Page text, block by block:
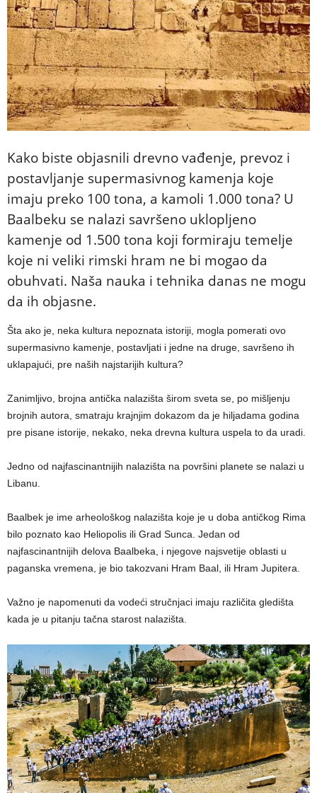
Kako biste objasnili drevno vađenje, prevoz i
postavljanje supermasivnog kamenja koje
imaju preko 100 tona, a kamoli 1.000 tona? U
Baalbeku se nalazi savršeno uklopljeno
kamenje od 1.500 tona koji formiraju temelje
koje ni veliki rimski hram ne bi mogao da
obuhvati. Naša nauka i tehnika danas ne mogu
da ih objasne.
Šta ako je, neka kultura nepoznata istoriji, mogla pomerati ovo
supermasivno kamenje, postavljati i jedne na druge, savršeno ih
uklapajući, pre naših najstarijih kultura?
Zanimljivo, brojna antička nalazišta širom sveta se, po mišljenju
brojnih autora, smatraju krajnjim dokazom da je hiljadama godina
pre pisane istorije, nekako, neka drevna kultura uspela to da uradi.
Jedno od najfascinantnijih nalazišta na površini planete se nalazi u
Libanu.
Baalbek je ime arheološkog nalazišta koje je u doba antičkog Rima
bilo poznato kao Heliopolis ili Grad Sunca. Jedan od
najfascinantnijih delova Baalbeka, i njegove najsvetije oblasti u
paganska vremena, je bio takozvani Hram Baal, ili Hram Jupitera.
Važno je napomenuti da vodeći stručnjaci imaju različita gledišta
kada je u pitanju tačna starost nalazišta.